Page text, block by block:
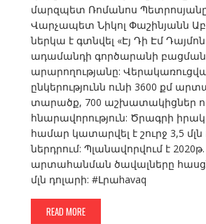
մարզպետ Ռոմանոս Պետրոսյանը
Վարչապետ Նիկոլ Փաշինյանն
ներկա է գտնվել «Էյ Դի Էմ
ադամանդի գործարանի բացման
արարողությանը:
ընկերությունն ունի 3600 քմ
տարածք, 700 աշխատակիցներ
հնարավորություն: Ծրագրի
համար կատարվել է շուրջ 3,5 մլն
ներդրում: Պլանավորվում է 2020թ.
արտահանման ծավալները
մլն դոլարի: #Լրաhavaq
READ MORE